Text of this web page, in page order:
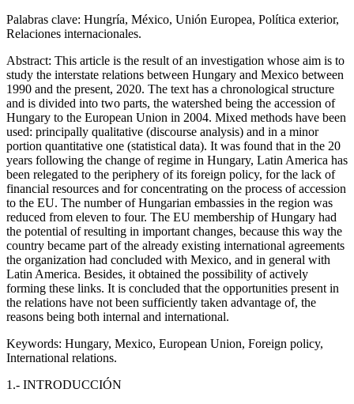
Palabras clave: Hungría, México, Unión Europea, Política exterior,
Relaciones internacionales.
Abstract: This article is the result of an investigation whose aim is to
study the interstate relations between Hungary and Mexico between
1990 and the present, 2020. The text has a chronological structure
and is divided into two parts, the watershed being the accession of
Hungary to the European Union in 2004. Mixed methods have been
used: principally qualitative (discourse analysis) and in a minor
portion quantitative one (statistical data). It was found that in the 20
years following the change of regime in Hungary, Latin America has
been relegated to the periphery of its foreign policy, for the lack of
financial resources and for concentrating on the process of accession
to the EU. The number of Hungarian embassies in the region was
reduced from eleven to four. The EU membership of Hungary had
the potential of resulting in important changes, because this way the
country became part of the already existing international agreements
the organization had concluded with Mexico, and in general with
Latin America. Besides, it obtained the possibility of actively
forming these links. It is concluded that the opportunities present in
the relations have not been sufficiently taken advantage of, the
reasons being both internal and international.
Keywords: Hungary, Mexico, European Union, Foreign policy,
International relations.
1.- INTRODUCCIÓN